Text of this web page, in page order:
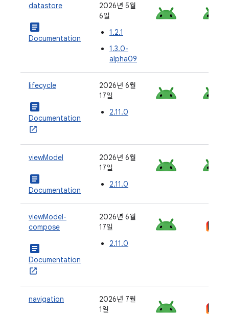
datastore
article
Documentation
2026년 5월
6일
1.2.1
1.3.0-
alpha09
lifecycle
article
Documentation
2026년 6월
17일
2.11.0
viewModel
article
Documentation
2026년 6월
17일
2.11.0
viewModel-
compose
article
Documentation
2026년 6월
17일
2.11.0
navigation
2026년 7월
1일